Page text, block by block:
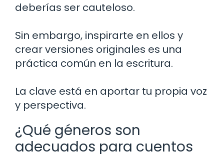
deberías ser cauteloso.
Sin embargo, inspirarte en ellos y
crear versiones originales es una
práctica común en la escritura.
La clave está en aportar tu propia voz
y perspectiva.
¿Qué géneros son
adecuados para cuentos